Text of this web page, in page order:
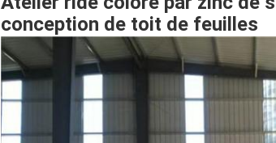
conception de toit de feuilles